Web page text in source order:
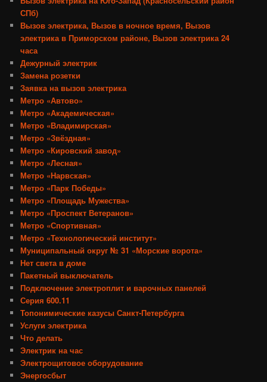
СПб)
Вызов электрика, Вызов в ночное время, Вызов
электрика в Приморском районе, Вызов электрика 24
часа
Дежурный электрик
Замена розетки
Заявка на вызов электрика
Метро «Автово»
Метро «Академическая»
Метро «Владимирская»
Метро «Звёздная»
Метро «Кировский завод»
Метро «Лесная»
Метро «Нарвская»
Метро «Парк Победы»
Метро «Площадь Мужества»
Метро «Проспект Ветеранов»
Метро «Спортивная»
Метро «Технологический институт»
Муниципальный округ № 31 «Морские ворота»
Нет света в доме
Пакетный выключатель
Подключение электроплит и варочных панелей
Серия 600.11
Топонимические казусы Санкт-Петербурга
Услуги электрика
Что делать
Электрик на час
Электрощитовое оборудование
Энергосбыт